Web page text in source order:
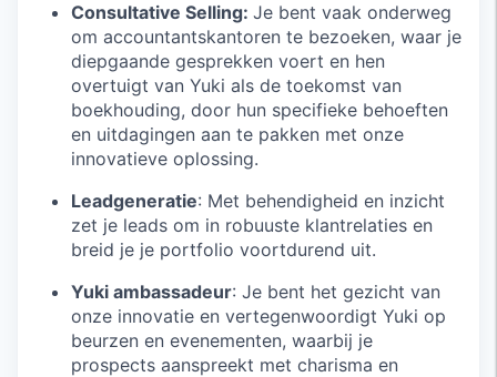
Consultative Selling: Je bent vaak onderweg
om accountantskantoren te bezoeken, waar je
diepgaande gesprekken voert en hen
overtuigt van Yuki als de toekomst van
boekhouding, door hun specifieke behoeften
en uitdagingen aan te pakken met onze
innovatieve oplossing.
Leadgeneratie: Met behendigheid en inzicht
zet je leads om in robuuste klantrelaties en
breid je je portfolio voortdurend uit.
Yuki ambassadeur: Je bent het gezicht van
onze innovatie en vertegenwoordigt Yuki op
beurzen en evenementen, waarbij je
prospects aanspreekt met charisma en